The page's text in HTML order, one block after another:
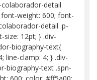
detail
weight: 600; font-
detail .p-
12pt; } .div-
biography-text{
line-clamp: 4; } .div-
biography-text .spn-
600; color: #ff5a00;